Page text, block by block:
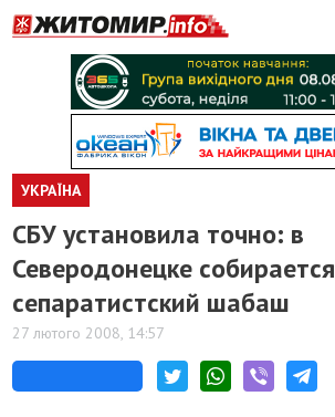
УКРАЇНА
СБУ установила точно: в
Северодонецке собирается
сепаратистский шабаш
27 лютого 2008, 14:57